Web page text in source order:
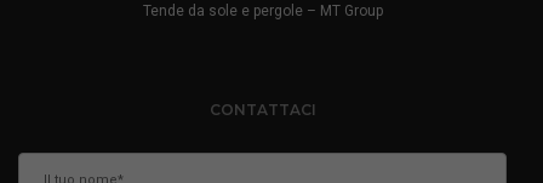
Tende da sole e pergole – MT Group
CONTATTACI